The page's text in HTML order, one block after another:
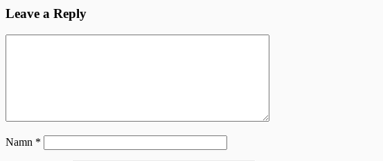
Leave a Reply
Namn *